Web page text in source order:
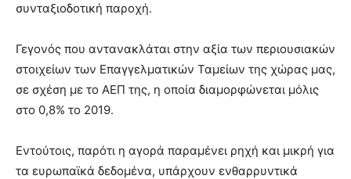
συνταξιοδοτική παροχή.
Γεγονός που αντανακλάται στην αξία των περιουσιακών
στοιχείων των Επαγγελματικών Ταμείων της χώρας μας,
σε σχέση με το ΑΕΠ της, η οποία διαμορφώνεται μόλις
στο 0,8% το 2019.
Εντούτοις, παρότι η αγορά παραμένει ρηχή και μικρή για
τα ευρωπαϊκά δεδομένα, υπάρχουν ενθαρρυντικά